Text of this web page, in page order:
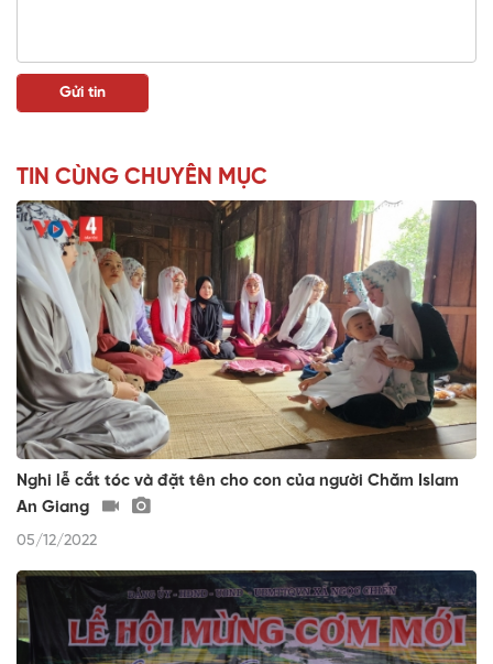
TIN CÙNG CHUYÊN MỤC
Nghi lễ cắt tóc và đặt tên cho con của người Chăm Islam
An Giang
05/12/2022